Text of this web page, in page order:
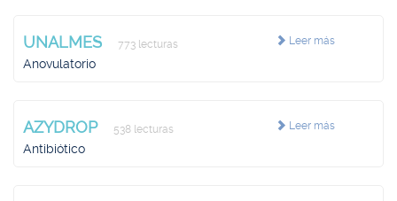
Leer más
UNALMES 773 lecturas
Anovulatorio
Leer más
AZYDROP 538 lecturas
Antibiótico